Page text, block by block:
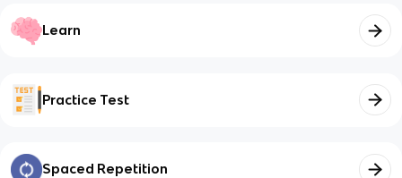
Learn
Practice Test
Spaced Repetition